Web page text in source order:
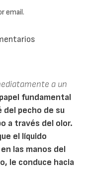
a un
fundamental
del pecho de su
a través del olor.
el líquido
las manos del
le conduce hacia
email.